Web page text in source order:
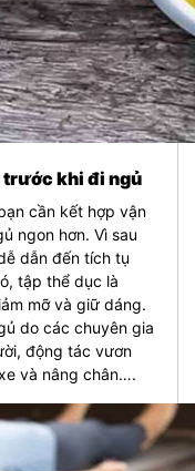
trước khi đi ngủ
cần kết hợp vận
ngon hơn. Vì sau
dẫn đến tích tụ
tập thể dục là
mỡ và giữ dáng.
do các chuyên gia
động tác vươn
và nâng chân….